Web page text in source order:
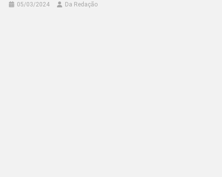
05/03/2024 Da Redação